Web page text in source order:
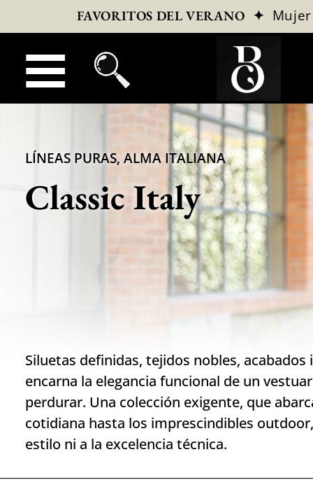
FAVORITOS DEL VERANO ✦ Mujer
LÍNEAS PURAS, ALMA ITALIANA
Classic Italy
Siluetas definidas, tejidos nobles, acabados
encarna la elegancia funcional de un
perdurar. Una colección exigente, que
cotidiana hasta los imprescindibles
estilo ni a la excelencia técnica.